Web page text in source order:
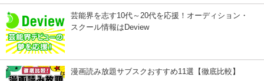
芸能界を志す10代～20代を応援！オーディション・
スクール情報はDeview
漫画読み放題サブスクおすすめ11選【徹底比較】